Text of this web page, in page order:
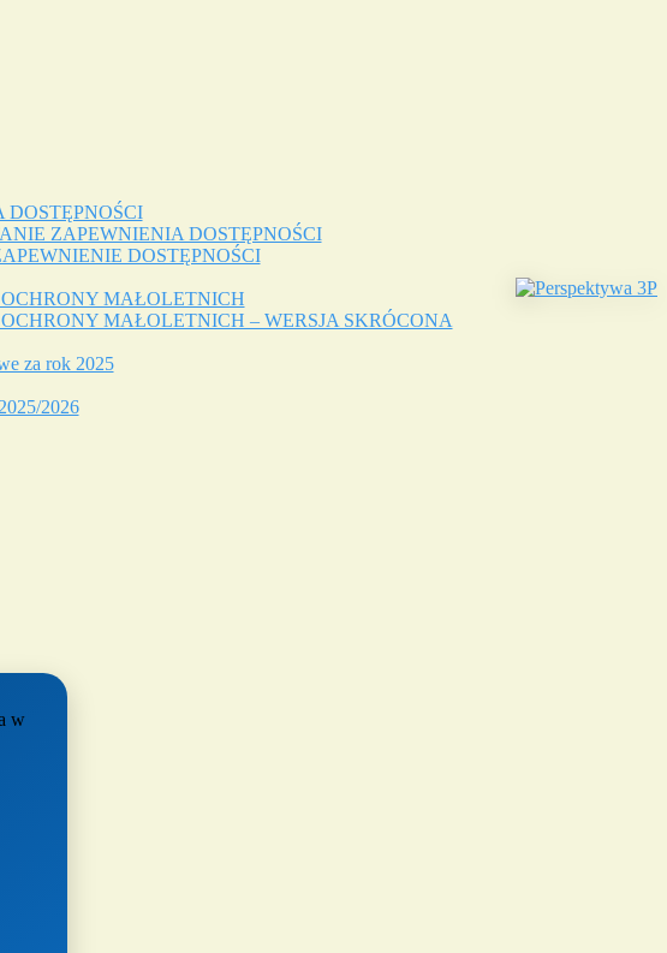
ZAPEWNIENIA DOSTĘPNOŚCI
DOSTĘPNOŚCI
MAŁOLETNICH
MAŁOLETNICH – WERSJA SKRÓCONA
za rok 2025
2026